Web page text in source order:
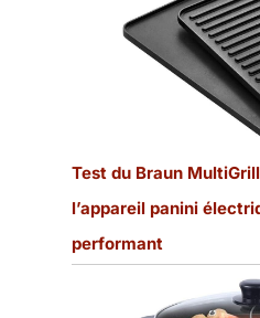
Test du Braun
l’appareil panini
performant